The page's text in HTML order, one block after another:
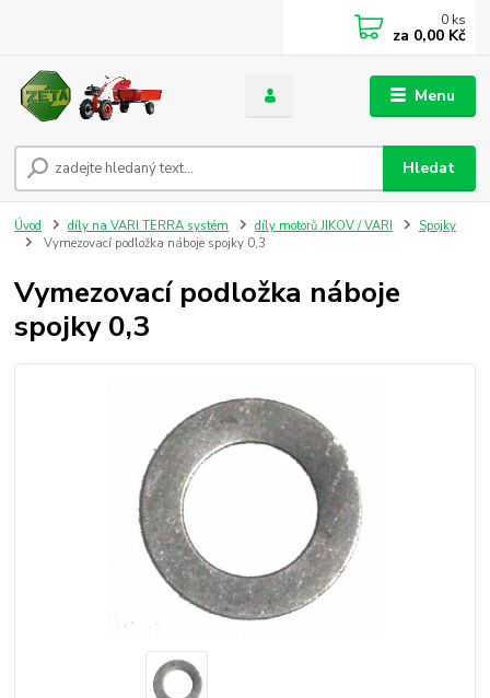
Menu
Hledat
0 ks
za 0,00 Kč
Úvod díly na VARI TERRA systém díly motorů JIKOV / VARI
Spojky
Vymezovací podložka náboje spojky 0,3
Vymezovací podložka náboje
spojky 0,3